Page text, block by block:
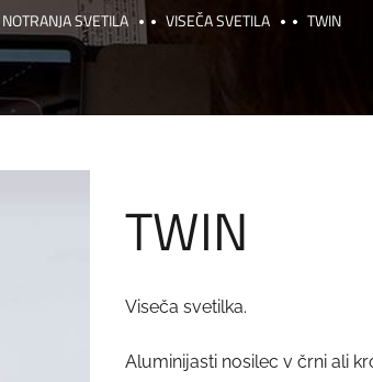
NOTRANJA SVETILA VISEČA SVETILA TWIN
TWIN
Viseča svetilka.
Aluminijasti nosilec v črni ali